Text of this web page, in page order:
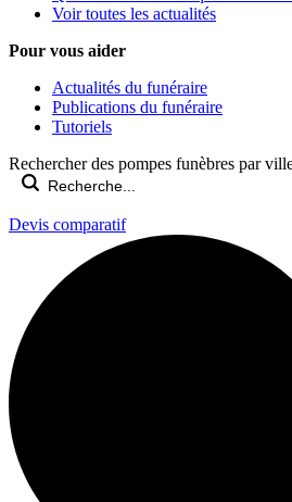
Voir toutes les actualités
Pour vous aider
Actualités du funéraire
Publications du funéraire
Tutoriels
Rechercher des pompes funèbres par
Devis comparatif